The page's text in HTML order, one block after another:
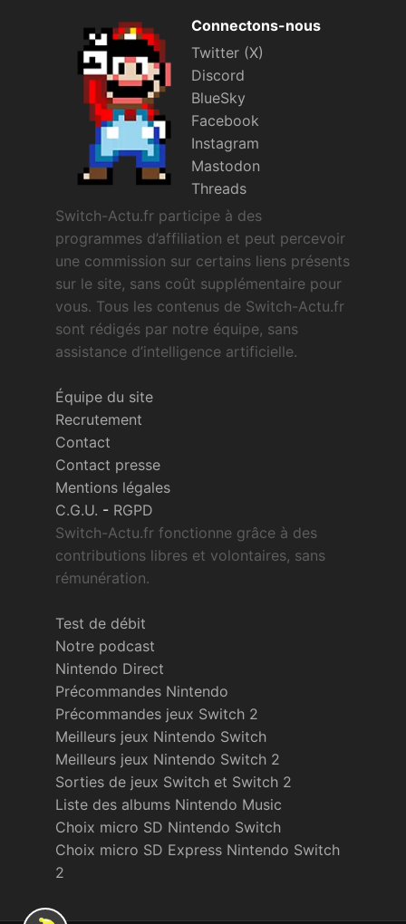
Connectons-nous
Twitter (X)
Discord
BlueSky
Facebook
Instagram
Mastodon
Threads
Switch-Actu.fr participe à des
programmes d’affiliation et peut percevoir
une commission sur certains liens présents
sur le site, sans coût supplémentaire pour
vous. Tous les contenus de Switch-Actu.fr
sont rédigés par notre équipe, sans
assistance d’intelligence artificielle.
Équipe du site
Recrutement
Contact
Contact presse
Mentions légales
C.G.U. - RGPD
Switch-Actu.fr fonctionne grâce à des
contributions libres et volontaires, sans
rémunération.
Test de débit
Notre podcast
Nintendo Direct
Précommandes Nintendo
Précommandes jeux Switch 2
Meilleurs jeux Nintendo Switch
Meilleurs jeux Nintendo Switch 2
Sorties de jeux Switch et Switch 2
Liste des albums Nintendo Music
Choix micro SD Nintendo Switch
Choix micro SD Express Nintendo Switch
2